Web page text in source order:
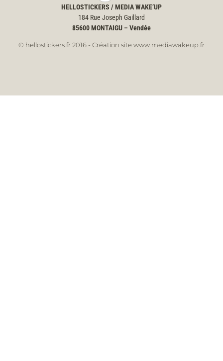
HELLOSTICKERS / MEDIA WAKE’UP
184 Rue Joseph Gaillard
85600MONTAIGU – Vendée
© hellostickers.fr 2016 - Création site www.mediawakeup.fr